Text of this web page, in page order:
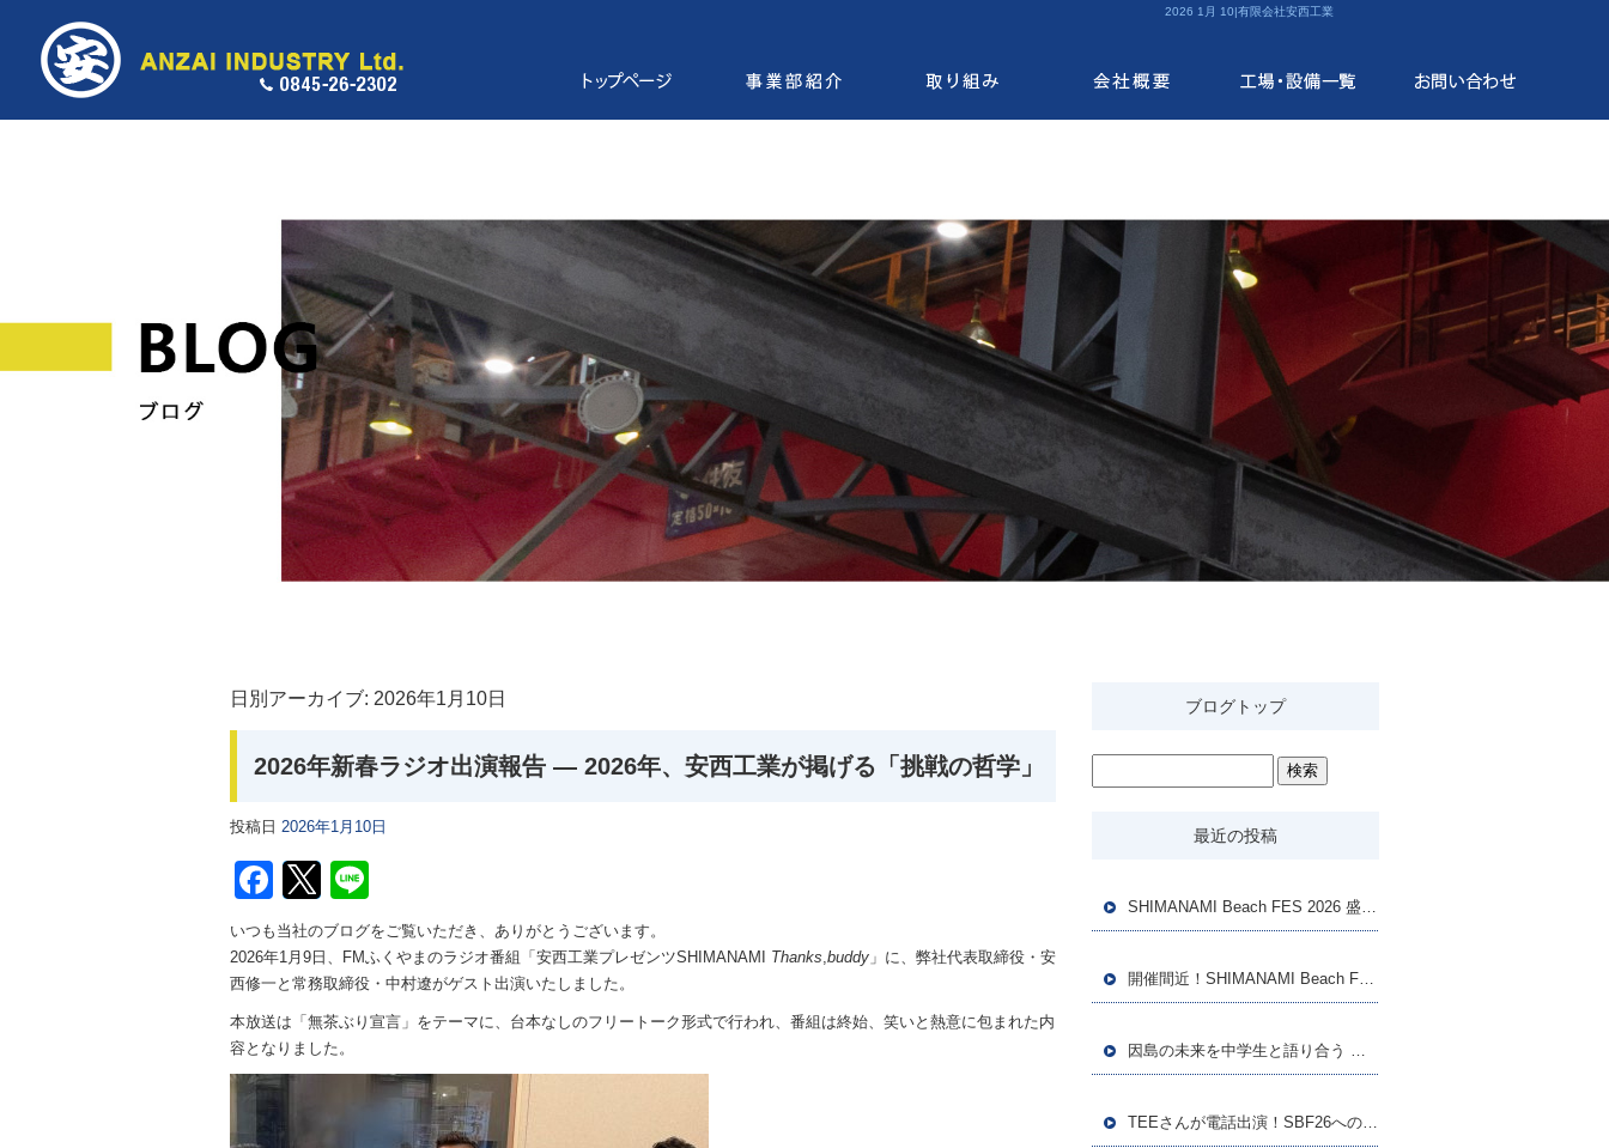
2026 1月 10|有限会社安西工業
日別アーカイブ: 2026年1月10日
2026年新春ラジオ出演報告 ― 2026年、安西工業が掲げる「挑戦の哲学」
投稿日 2026年1月10日
Facebook
Twitter
いつも当社のブログをご覧いただき、ありがとうございます。
2026年1月9日、FMふくやまのラジオ番組「安西工業プレゼンツSHIMANAMI Thanks buddy 」に、弊社代表取締役・安
西修一と常務取締役・中村遼がゲスト出演いたしました。
本放送は「無茶ぶり宣言」をテーマに、台本なしのフリートーク形式で行われ、番組は終始、笑いと熱意に包まれた内
容となりました。
ブログトップ
最近の投稿
SHIMANAMI Beach FES 2026 盛況のうちに閉幕！ご来場・ご協賛の皆様に感謝を込めて
開催間近！SHIMANAMI Beach FES 2026と中学生ボランティアの活躍
因島の未来を中学生と語り合う ― 地域の明日を担う若い世代との対話から見えた「持続可能な因島」への道筋
TEEさんが電話出演！SBF26への熱い想いを語る｜SHIMANAMI Beach FES 2026 最新情報 第3弾